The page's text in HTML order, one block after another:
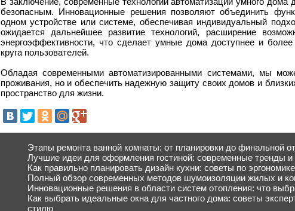
безопасным. Инновационные решения позволяют объединить
одном устройстве или системе, обеспечивая индивидуальный
ожидается дальнейшее развитие технологий, расширение
энергоэффективности, что сделает умные дома доступнее и
круга пользователей.
Обладая современными автоматизированными системами, мы
проживания, но и обеспечить надежную защиту своих домов и
пространство для жизни.
Этапы ремонта ванной комнаты: от планировки до финальной
Лучшие идеи для оформления гостиной: современные тренды и
Как правильно планировать дизайн кухни: советы по
Полный обзор современных методов шумоизоляции жилых и
Инновационные решения в области систем отопления: что
Как выбрать идеальные окна для частного дома: советы
стилю